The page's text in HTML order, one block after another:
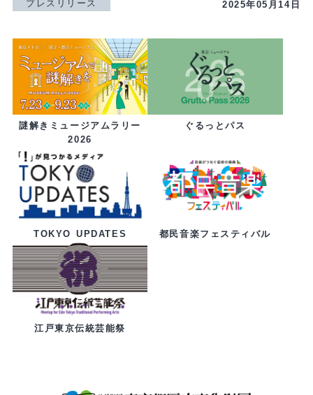
プレスリリース 2025年05月14日
謎解きミュージアムラリー
2026
ぐるっとパス
TOKYO UPDATES 都民音楽フェスティバル
江戸東京伝統芸能祭